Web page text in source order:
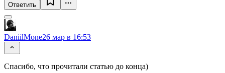
Ответить
DaniilMone26 мар в 16:53
Спасибо, что прочитали статью до конца)